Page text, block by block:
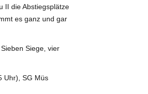
II die Abstiegsplätze
es ganz und gar
Siege, vier
Uhr), SG Müs